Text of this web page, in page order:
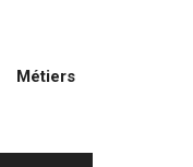
Métiers